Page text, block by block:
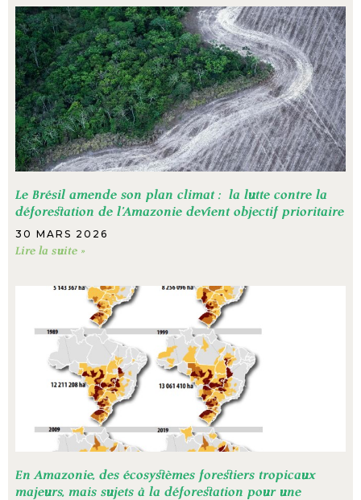
Le Brésil amende son plan climat : la lutte contre la
déforestation de l’Amazonie devient objectif prioritaire
30 MARS 2026
Lire la suite »
En Amazonie, des écosystèmes forestiers tropicaux
majeurs, mais sujets à la déforestation pour une